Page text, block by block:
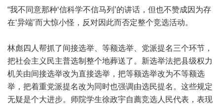
“我不同意那种‘信科学不信马列’的讲话，但也不赞成因为存
在‘异端’而大惊小怪，反对因此而否定整个竞选活动。
林彪四人帮抓了间接选举、等额选举、党派提名三个环节，
把社会主义民主普选制整个地葬送了。新选举法把县级权力
机关由间接选举改为直接选举，把等额选举改为不等额选
举，把着重党派提名改为同时也强调由选民提名。这些规定
无疑是个大进步。师院学生徐政宇自薦竞选人民代表，表现